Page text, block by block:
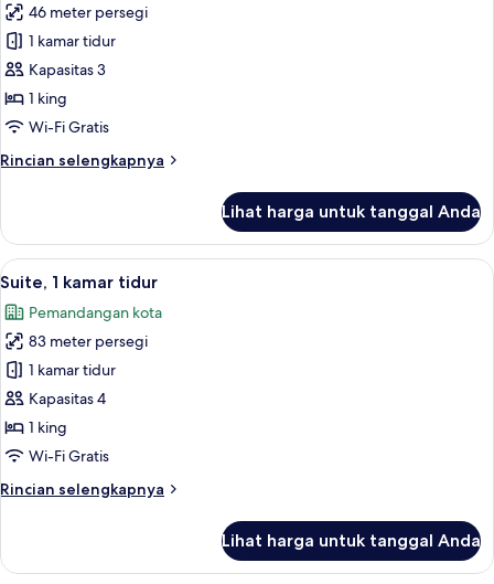
pemandangan
kota
untuk
Kamar,
1
Tempat
Tidur
pemandangan
46 meter persegi
1 kamar tidur
Kapasitas 3
1 king
Wi-Fi Gratis
Rincian selengkapnya
Rincian
Kamar,
Tempat
King,
pemandangan
kota
Lihat harga untuk tanggal Anda
Lihat
semua
foto
untuk
Suite,
1
kamar
tidur
Seprai premium, minibar, brankas,
13
Suite, 1 kamar tidur
Pemandangan kota
83 meter persegi
1 kamar tidur
Kapasitas 4
1 king
Wi-Fi Gratis
Rincian selengkapnya
Rincian
Suite,
Lihat harga untuk tanggal Anda